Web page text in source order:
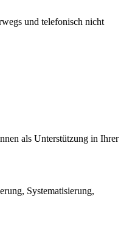
und telefonisch nicht
als Unterstützung in Ihrer
Systematisierung,